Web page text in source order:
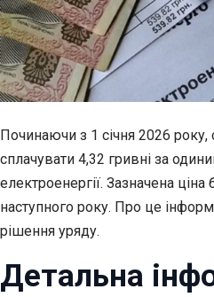
Починаючи з 1 січня 2026 року,
сплачувати 4,32 гривні за
електроенергії. Зазначена ціна
наступного року. Про це
рішення уряду.
Детальна